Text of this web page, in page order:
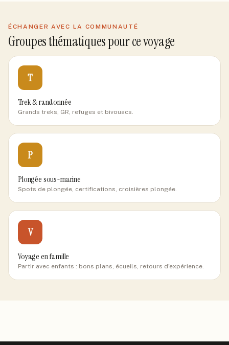
ÉCHANGER AVEC LA COMMUNAUTÉ
Groupes thématiques pour ce voyage
T
Trek & randonnée
Grands treks, GR, refuges et bivouacs.
P
Plongée sous-marine
Spots de plongée, certifications, croisières plongée.
V
Voyage en famille
Partir avec enfants : bons plans, écueils, retours d'expérience.